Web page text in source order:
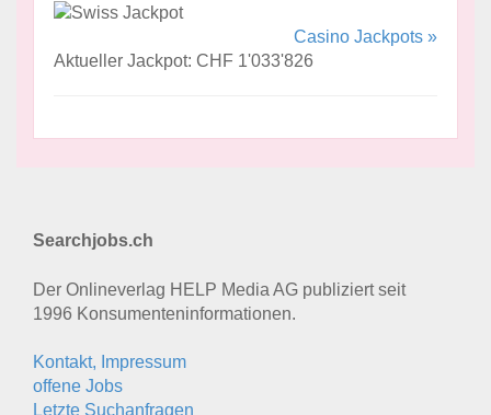
Casino Jackpots »
Aktueller Jackpot: CHF 1'033'826
Searchjobs.ch
Der Onlineverlag HELP Media AG publiziert seit
1996 Konsumenten­informationen.
Kontakt, Impressum
offene Jobs
Letzte Suchanfragen